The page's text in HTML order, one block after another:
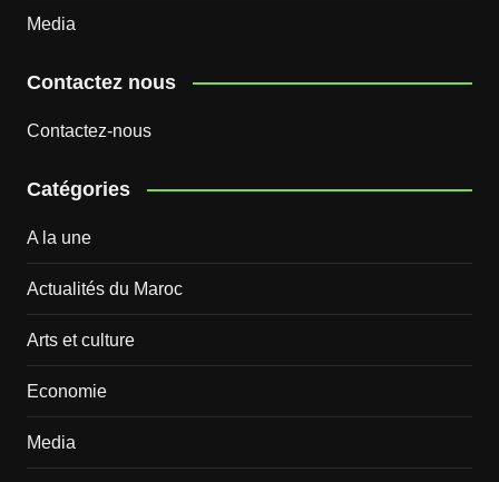
Media
Contactez nous
Contactez-nous
Catégories
A la une
Actualités du Maroc
Arts et culture
Economie
Media